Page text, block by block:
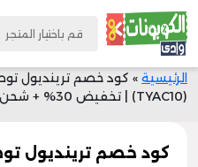
الرئيسية » كود خصم ترينديول
(TYAC10) | تخفيض 30% + شحن
كود خصم ترينديول